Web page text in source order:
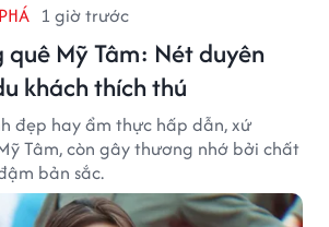
1 giờ trước
quê Mỹ Tâm: Nét duyên
khách thích thú
đẹp hay ẩm thực hấp dẫn, xứ
Tâm, còn gây thương nhớ bởi chất
bản sắc.